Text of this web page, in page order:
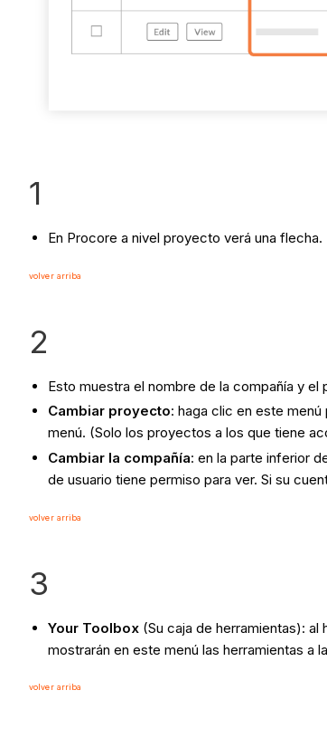
1
En Procore a nivel proyecto verá una
volver arriba
2
Esto muestra el nombre de la compañía y
Cambiar proyecto: haga clic en este
menú. (Solo los proyectos a los que tiene
Cambiar la compañía: en la parte inferior
de usuario tiene permiso para ver. Si su
volver arriba
3
Your Toolbox (Su caja de herramientas):
mostrarán en este menú las herramientas a
volver arriba